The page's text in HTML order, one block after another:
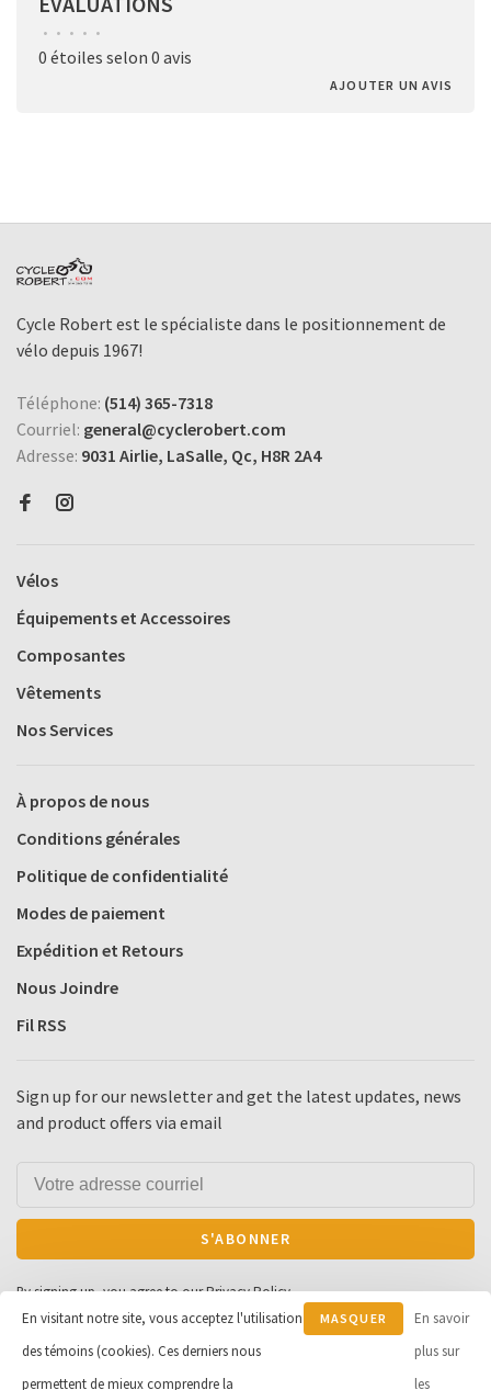
• • • • •
0 étoiles selon 0 avis
AJOUTER UN AVIS
Cycle Robert est le spécialiste dans le positionnement de
vélo depuis 1967!
Téléphone: (514) 365-7318
Courriel: general@cyclerobert.com
Adresse: 9031 Airlie, LaSalle, Qc, H8R 2A4
Vélos
Équipements et Accessoires
Composantes
Vêtements
Nos Services
À propos de nous
Conditions générales
Politique de confidentialité
Modes de paiement
Expédition et Retours
Nous Joindre
Fil RSS
Sign up for our newsletter and get the latest updates, news
and product offers via email
S'ABONNER
By signing up, you agree to our Privacy Policy.
En visitant notre site, vous acceptez l'utilisation
des témoins (cookies). Ces derniers nous
permettent de mieux comprendre la
MASQUER
En savoir
plus sur
les